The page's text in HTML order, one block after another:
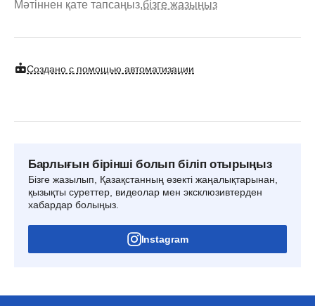
Мәтіннен қате тапсаңыз,бізге жазыңыз
Создано с помощью автоматизации
Барлығын бірінші болып біліп отырыңыз
Бізге жазылып, Қазақстанның өзекті жаңалықтарынан,
қызықты суреттер, видеолар мен эксклюзивтерден
хабардар болыңыз.
Instagram